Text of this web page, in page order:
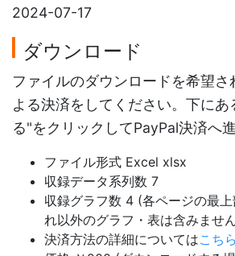
2024-07-17
ダウンロード
ファイルのダウンロードを希望さ
よる決済をしてください。下に
る"をクリックしてPayPal決済へ
ファイル形式 Excel xlsx
収録データ系列数 7
収録グラフ数 4 (各ページの最
れ以外のグラフ・表は含みませ
決済方法の詳細についてはこちら